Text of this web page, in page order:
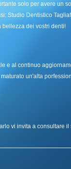
solo per avere un
Studio Dentistico
bellezza dei vostri denti!
e al continuo
un'alta
vi invita a consultare il